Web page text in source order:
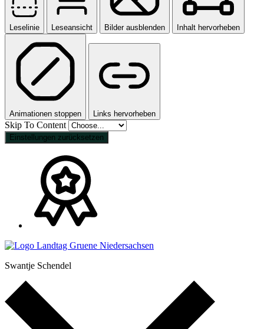
Leselinie Leseansicht Bilder ausblenden Inhalt hervorheben
Animationen stoppen Links hervorheben
Skip To Content
Einstellungen zurücksetzen
Swantje Schendel